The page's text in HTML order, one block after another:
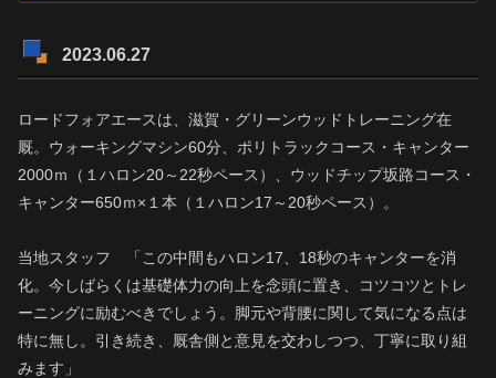
2023.06.27
ロードフォアエースは、滋賀・グリーンウッドトレーニング在
厩。ウォーキングマシン60分、ポリトラックコース・キャンター
2000ｍ（１ハロン20～22秒ペース）、ウッドチップ坂路コース・
キャンター650ｍ×１本（１ハロン17～20秒ペース）。
当地スタッフ 「この中間もハロン17、18秒のキャンターを消
化。今しばらくは基礎体力の向上を念頭に置き、コツコツとトレ
ーニングに励むべきでしょう。脚元や背腰に関して気になる点は
特に無し。引き続き、厩舎側と意見を交わしつつ、丁寧に取り組
みます」